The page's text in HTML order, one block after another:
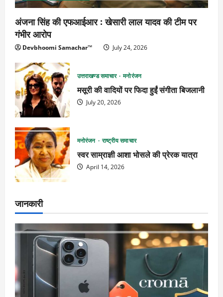
अंजना सिंह की एफआईआर : खेसारी लाल यादव की टीम पर
गंभीर आरोप
Devbhoomi Samachar™ July 24, 2026
उत्तराखण्ड समाचार मनोरंजन
मसूरी की वादियों पर फिदा हुईं संगीता बिजलानी
July 20, 2026
मनोरंजन राष्ट्रीय समाचार
स्वर साम्राज्ञी आशा भोसले की प्रेरक यात्रा
April 14, 2026
जानकारी